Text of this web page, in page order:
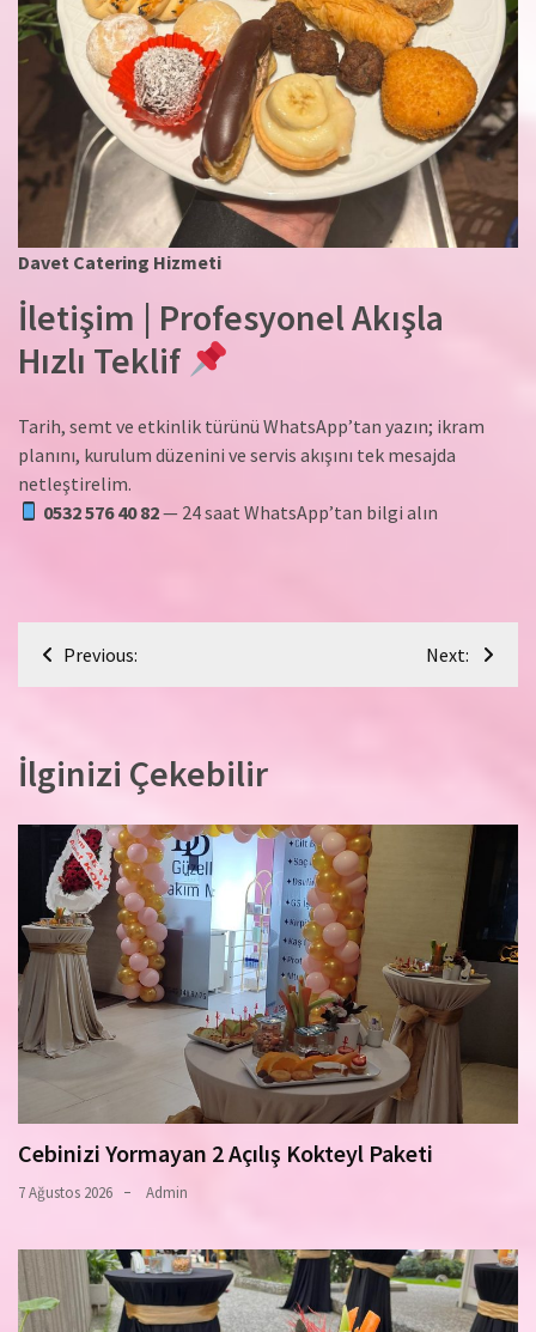
Davet Catering Hizmeti
İletişim | Profesyonel Akışla
Hızlı Teklif
Tarih, semt ve etkinlik türünü WhatsApp’tan yazın; ikram
planını, kurulum düzenini ve servis akışını tek mesajda
netleştirelim.
0532 576 40 82— 24 saat WhatsApp’tan bilgi alın
Yazı
gezinmesi
Previous: Next:
İlginizi Çekebilir
Cebinizi Yormayan 2 Açılış Kokteyl Paketi
7 Ağustos 2026 Admin